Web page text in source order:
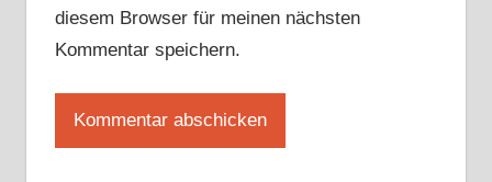
diesem Browser für meinen nächsten
Kommentar speichern.